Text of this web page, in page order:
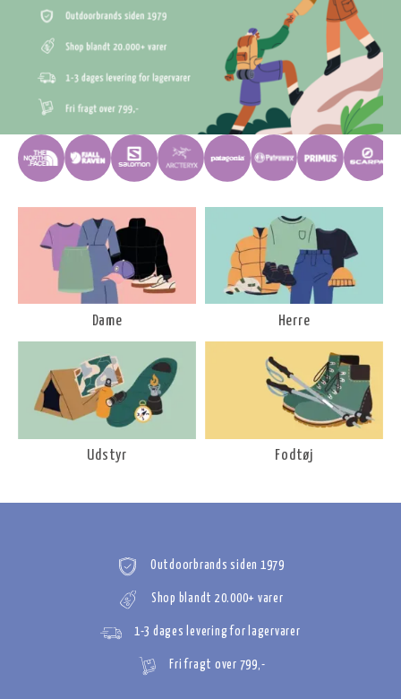
Dame Herre
Udstyr Fodtøj
Outdoorbrands siden 1979
Shop blandt 20.000+ varer
1-3 dages levering for lagervarer
Fri fragt over 799,-